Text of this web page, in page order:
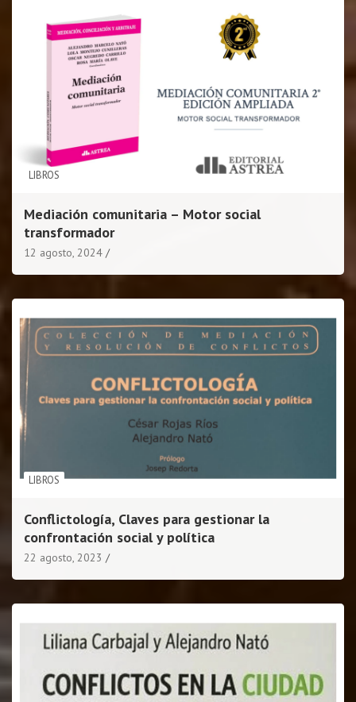
LIBROS
Mediación comunitaria – Motor social
transformador
12 agosto, 2024
LIBROS
Conflictología, Claves para gestionar la
confrontación social y política
22 agosto, 2023